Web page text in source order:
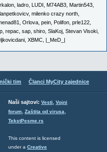
ladro LUDI M74AB3 Martin543
, milenko crazy north
Orlova pein Polifon prle122
repac sap shiro SlaKoj Stevan Visoki
XBMC |_MeD_|
tim Članci MyCity zajednice
Naši sajtovi: Vesti, Vojni
forum, Zaštita od virusa,
TekstPesme.rs
This content is licensed
under a Creative